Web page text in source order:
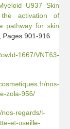
U937 Skin
the activation of
pathway for skin
Pages 901-916
1667/VNT63-
nos-
zola-956/
regards/l-
et-oseille-